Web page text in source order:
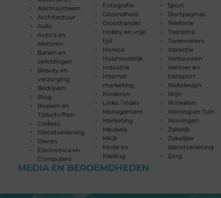
Alarmsysteem
Architectuur
Auto
Auto's en
Motoren
Banen en
opleidingen
Beauty en
verzorging
Bedrijven
Blog
Boeken en
Tijdschriften
Cadeau
Dienstverlening
Dieren
Electronica en
Computers
Fotografie
Gezondheid
Groothandel
Hobby en vrije
tijd
Horeca
Huishoudelijk
Industrie
Internet
marketing
Kinderen
Links / Index
Management
Marketing
Meubels
MKB
Mode en
Kleding
Sport
Startpaginas
Telefonie
Toerisme
Tweewielers
Vakantie
Verbouwen
Vervoer en
transport
Webdesign
Wijn
Winkelen
Woning en Tuin
Woningen
Zakelijk
Zakelijke
dienstverlening
Zorg
MEDIA EN BEROEMDHEDEN